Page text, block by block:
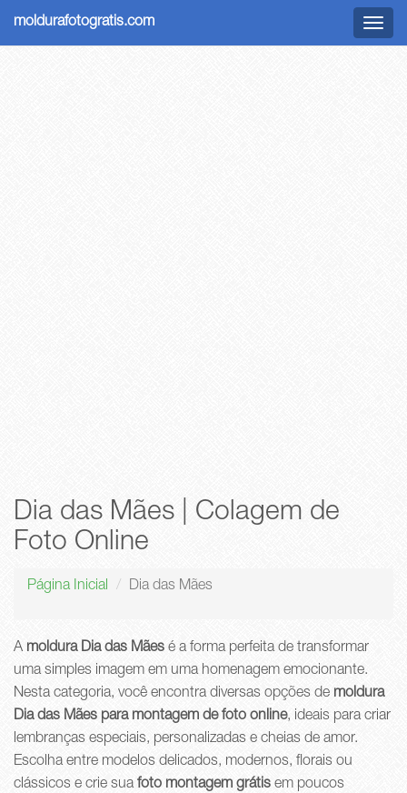
Menu
moldurafotogratis.com
Dia das Mães | Colagem de
Foto Online
Página Inicial Dia das Mães
A moldura Dia das Mães é a forma perfeita de transformar
uma simples imagem em uma homenagem emocionante.
Nesta categoria, você encontra diversas opções de moldura
Dia das Mães para montagem de foto online, ideais para criar
lembranças especiais, personalizadas e cheias de amor.
Escolha entre modelos delicados, modernos, florais ou
clássicos e crie suafoto montagem grátis em poucos